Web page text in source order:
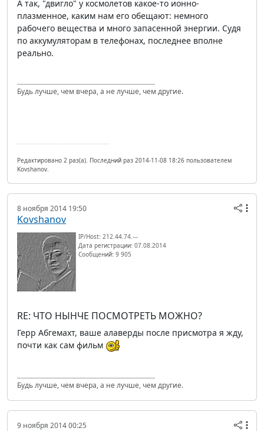
А так, "двигло" у космолетов какое-то ионно-
плазменное, каким нам его обещают: немного
рабочего вещества и много запасенной энергии. Судя
по аккумуляторам в телефонах, последнее вполне
реально.
Будь лучше, чем вчера, а не лучше, чем другие.
Редактировано 2 раз(а). Последний раз 2014-11-08 18:26 пользователем
Kovshanov.
8 ноября 2014 19:50
Kovshanov
IP/Host: 212.44.74.---
Дата регистрации: 07.08.2014
Сообщений: 9 905
RE: ЧТО НЫНЧЕ ПОСМОТРЕТЬ МОЖНО?
Герр Абгемахт, ваше алаверды после присмотра я жду,
почти как сам фильм
Будь лучше, чем вчера, а не лучше, чем другие.
9 ноября 2014 00:25